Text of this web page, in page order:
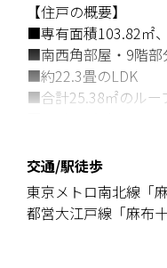
【住戸の概要】
■専有面積103.82㎡
■南西角部屋・9階部
■約22.3畳のLDK
■合計25.38㎡のルー
フローリング新規貼
水管・給湯管新規交
置、建具・玄関収納
置、田中工藝製洗面
交通/駅徒歩
東京メトロ南北線「
都営大江戸線「麻布